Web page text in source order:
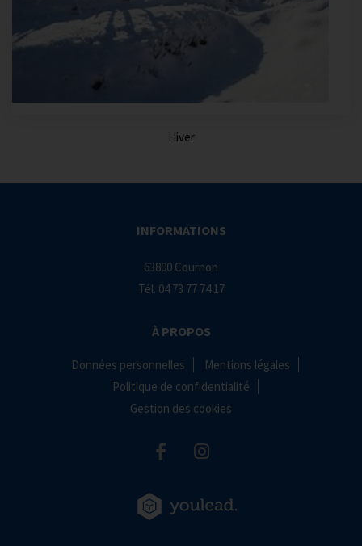
Hiver
INFORMATIONS
63800 Cournon
Tél. 04 73 77 74 17
À PROPOS
Données personnelles
Mentions légales
Politique de confidentialité
Gestion des cookies